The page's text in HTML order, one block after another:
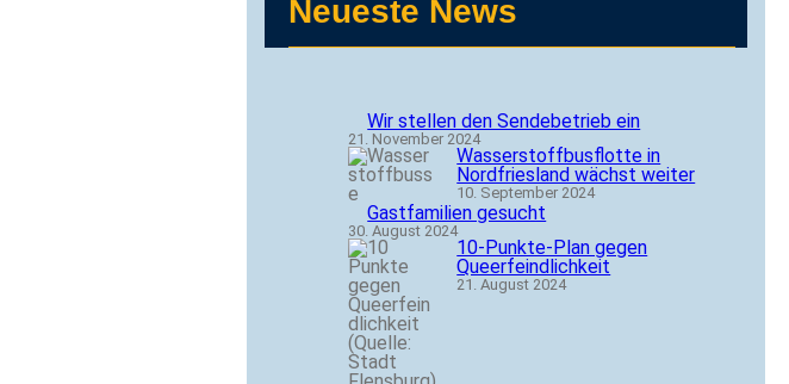
Neueste News
Wir stellen den Sendebetrieb ein
21. November 2024
Wasserstoffbusflotte in
Nordfriesland wächst weiter
10. September 2024
Gastfamilien gesucht
30. August 2024
10-Punkte-Plan gegen
Queerfeindlichkeit
21. August 2024